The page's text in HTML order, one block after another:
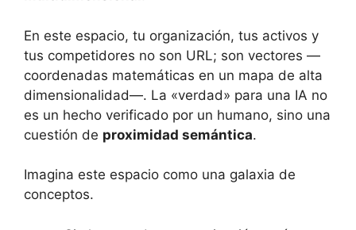
En este espacio, tu organización, tus activos y
tus competidores no son URL; son vectores —
coordenadas matemáticas en un mapa de alta
dimensionalidad—. La «verdad» para una IA no
es un hecho verificado por un humano, sino una
cuestión de proximidad semántica.
Imagina este espacio como una galaxia de
conceptos.